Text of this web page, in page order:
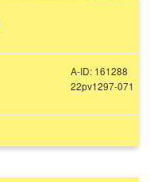
A-ID: 161288
22pv1297-071